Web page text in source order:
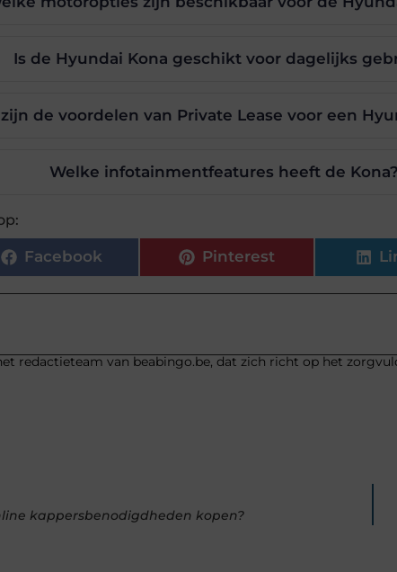
Is de Hyundai Kona geschikt voor dagelijks
de voordelen van Private Lease voor een
Welke infotainmentfeatures heeft de Kona?
Facebook Pinterest
redactieteam van beabingo.be, dat zich richt op het
kappersbenodigdheden kopen?